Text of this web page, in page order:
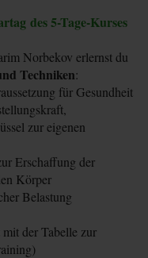
des 5-Tage-Kurses
Norbekov erlernst du
Techniken:
für Gesundheit
zur eigenen
Erschaffung der
Körper
Belastung
der Tabelle zur